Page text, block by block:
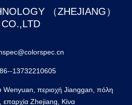
（ZHEJIANG）
CO.,LTD
86--13732210605
περιοχή Jianggan, πόλη
επαρχία Zhejiang, Κίνα